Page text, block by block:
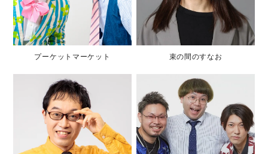
プーケットマーケット 束の間のすなお